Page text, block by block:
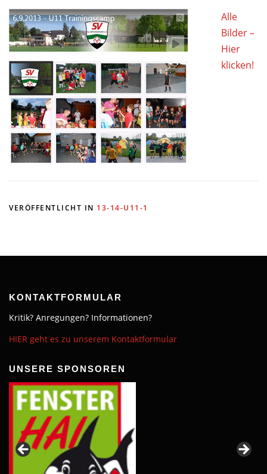
Alle
Bilder –
Hier
klicken!
VERÖFFENTLICHT IN 13-14-U11-1
KONTAKTFORMULAR
Kritik? Anregungen? Informationen?
HIER geht es zu unserem Kontaktformular
UNSERE SPONSOREN